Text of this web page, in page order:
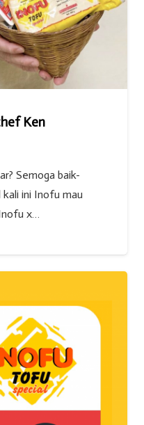
Ken
Semoga baik-
ini Inofu mau
x…